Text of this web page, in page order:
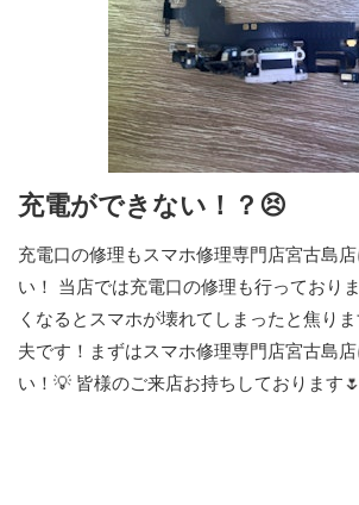
充電ができない！？😣
充電口の修理もスマホ修理専門店宮古島
い！ 当店では充電口の修理も行っており
くなるとスマホが壊れてしまったと焦り
夫です！まずはスマホ修理専門店宮古島
い！💡 皆様のご来店お持ちしております🌷